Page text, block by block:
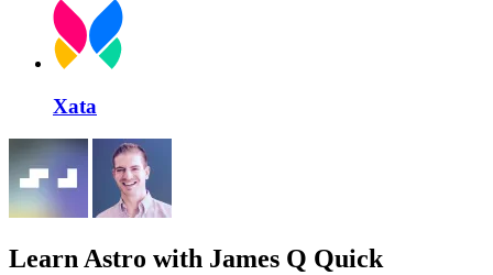
Xata
Learn Astro with James Q Quick